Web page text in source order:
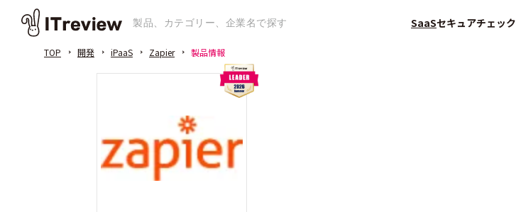
SaaSセキュアチェック
TOP 開発 iPaaS Zapier 製品情報